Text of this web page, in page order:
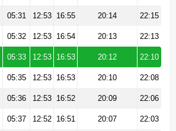
05:31 12:53 16:55 20:14 22:15
05:32 12:53 16:54 20:13 22:13
05:33 12:53 16:53 20:12 22:10
05:35 12:53 16:53 20:10 22:08
05:36 12:53 16:52 20:09 22:06
05:37 12:52 16:51 20:07 22:03